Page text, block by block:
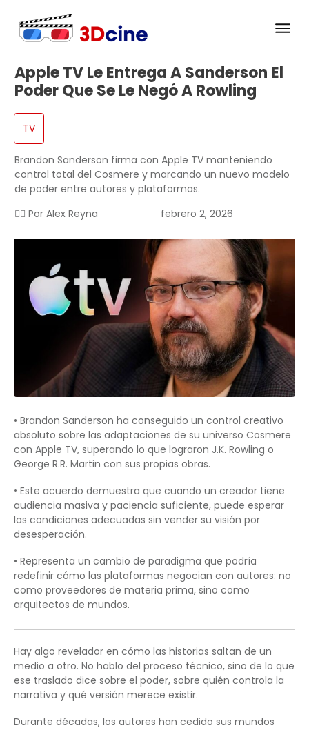
Apple TV Le Entrega A Sanderson El
Poder Que Se Le Negó A Rowling
TV
Brandon Sanderson firma con Apple TV manteniendo
control total del Cosmere y marcando un nuevo modelo
de poder entre autores y plataformas.
✍🏻 Por Alex Reyna febrero 2, 2026
• Brandon Sanderson ha conseguido un control creativo
absoluto sobre las adaptaciones de su universo Cosmere
con Apple TV, superando lo que lograron J.K. Rowling o
George R.R. Martin con sus propias obras.
• Este acuerdo demuestra que cuando un creador tiene
audiencia masiva y paciencia suficiente, puede esperar
las condiciones adecuadas sin vender su visión por
desesperación.
• Representa un cambio de paradigma que podría
redefinir cómo las plataformas negocian con autores: no
como proveedores de materia prima, sino como
arquitectos de mundos.
Hay algo revelador en cómo las historias saltan de un
medio a otro. No hablo del proceso técnico, sino de lo que
ese traslado dice sobre el poder, sobre quién controla la
narrativa y qué versión merece existir.
Durante décadas, los autores han cedido sus mundos